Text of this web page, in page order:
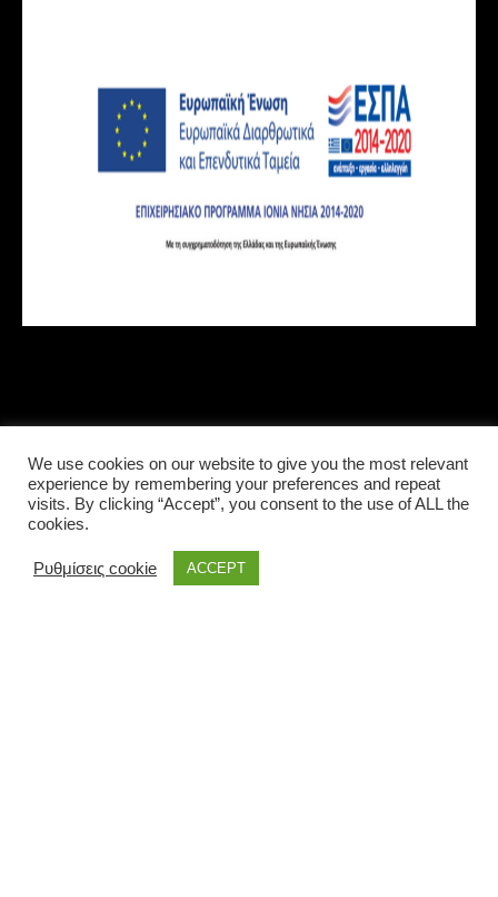
LOCAL INFORMATIONS
We use cookies on our website to give you the most relevant
experience by remembering your preferences and repeat
visits. By clicking “Accept”, you consent to the use of ALL the
cookies.
Ρυθμίσεις cookie ACCEPT